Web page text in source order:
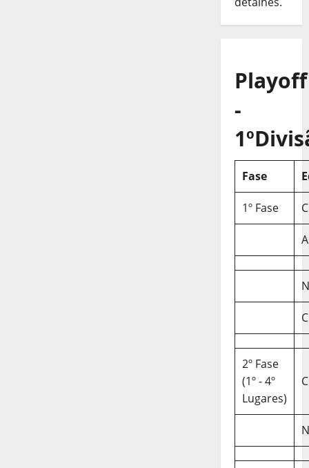
Playoff
-
Fase
1º Fase
2º Fase
(1º - 4º
Lugares)